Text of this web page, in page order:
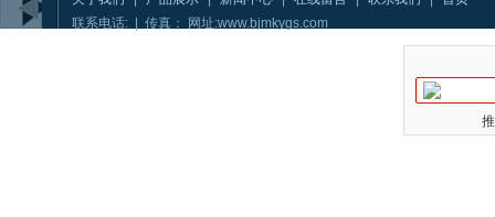
联系电话: | 传真： 网址:www.bjmkygs.com